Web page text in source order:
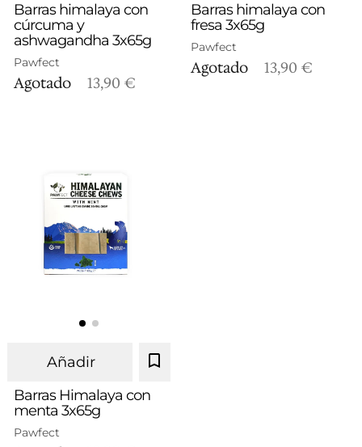
Barras himalaya con
cúrcuma y
ashwagandha 3x65g
Pawfect
Agotado 13,90 €
Barras himalaya con
fresa 3x65g
Pawfect
Agotado 13,90 €
Añadir
Barras Himalaya con
menta 3x65g
Pawfect